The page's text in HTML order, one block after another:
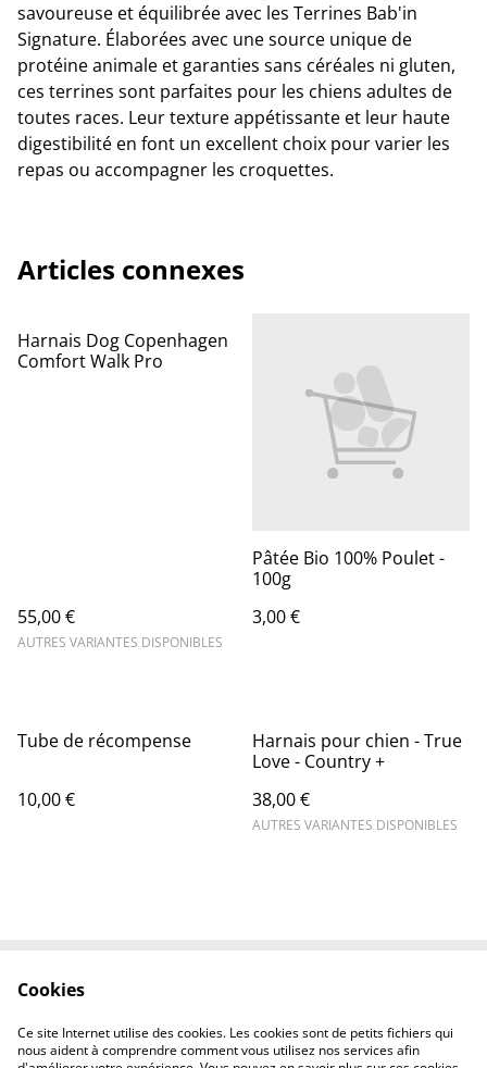
savoureuse et équilibrée avec les Terrines Bab'in
Signature. Élaborées avec une source unique de
protéine animale et garanties sans céréales ni gluten,
ces terrines sont parfaites pour les chiens adultes de
toutes races. Leur texture appétissante et leur haute
digestibilité en font un excellent choix pour varier les
repas ou accompagner les croquettes.
Articles connexes
Harnais Dog Copenhagen
Comfort Walk Pro
55,00 €
AUTRES VARIANTES DISPONIBLES
Pâtée Bio 100% Poulet -
100g
3,00 €
Tube de récompense
10,00 €
Harnais pour chien - True
Love - Country +
38,00 €
AUTRES VARIANTES DISPONIBLES
Politique de
confidentialité
Politique de cookies
Cookies
Ce site Internet utilise des cookies. Les cookies sont de petits fichiers qui
nous aident à comprendre comment vous utilisez nos services afin